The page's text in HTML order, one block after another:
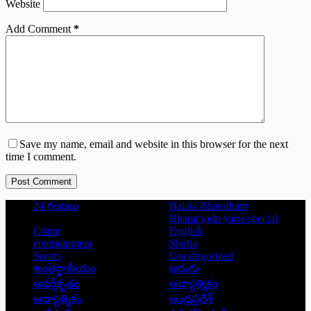
Website
Add Comment *
Save my name, email and website in this browser for the next
time I comment.
Post Comment
24 గంటలు
Balala Bharatham
Bharat jodo yatra special
Crime
English
entertainment
Shoba
Sports
Uncategorized
అంతర్జాతీయం
అరుగు
అవర్గీకృతం
ఆద్యాత్మికం
ఆధ్యాత్మికం
ఆంధ్రప్రదేశ్